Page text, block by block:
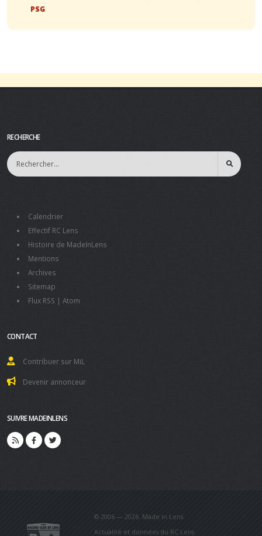
PSG
RECHERCHE
Calendrier
Effectif RC Lens
Histoire de MadeInLens
Mentions
Archives
Sitemap
Flux RSS | Atom
CONTACT
Contribuer sur MiL
Devenir annonceur
SUIVRE MADEINLENS
© 2006 — 2026. Made in Lens.
Actualité et données du RC Lens.